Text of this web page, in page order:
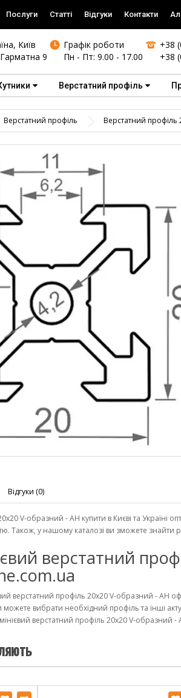
Послуги Статті Відгуки Контакти
Київ
9
Графік роботи
Пн - Пт: 9.00 - 17.00
+38
+38
Верстатний профіль
Верстатний профіль Верстатний профіль
Відгуки (0)
V-образний - АН купити в Києві та Україні
Також, у нашому каталозі ви зможете
верстатний
верстатний профіль 20х20 V-образний - АН
вибрати необхідний профіль та інші
верстатний профіль 20х20 V-образний